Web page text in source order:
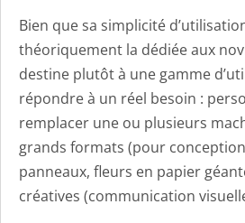
Bien que sa simplicité
théoriquement la dédiée aux
destine plutôt à une gamme
répondre à un réel besoin :
remplacer une ou plusieurs
grands formats (pour
panneaux, fleurs en papier
créatives (communication